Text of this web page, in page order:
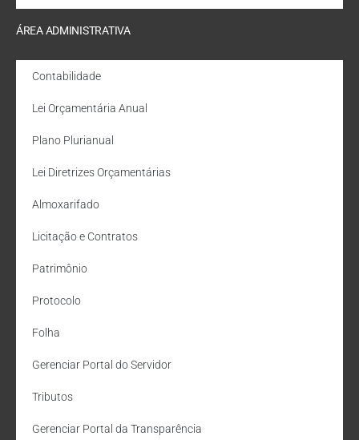
ÁREA ADMINISTRATIVA
Contabilidade
Lei Orçamentária Anual
Plano Plurianual
Lei Diretrizes Orçamentárias
Almoxarifado
Licitação e Contratos
Patrimônio
Protocolo
Folha
Gerenciar Portal do Servidor
Tributos
Gerenciar Portal da Transparência